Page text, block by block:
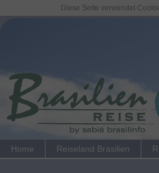
Home Reiseland Brasilien
Diese Seite verwendet